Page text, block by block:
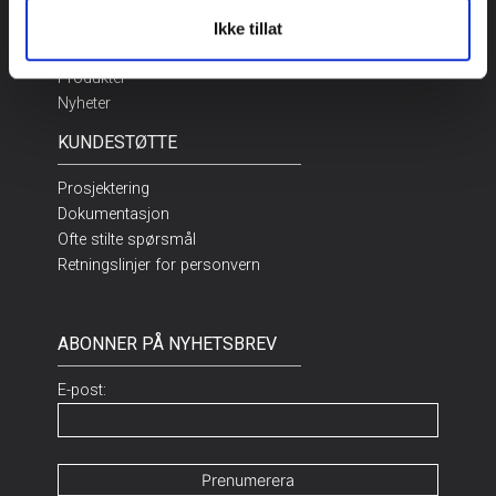
Ikke tillat
AVDELINGER
Produkter
Nyheter
KUNDESTØTTE
Prosjektering
Dokumentasjon
Ofte stilte spørsmål
Retningslinjer for personvern
ABONNER PÅ NYHETSBREV
E-post: